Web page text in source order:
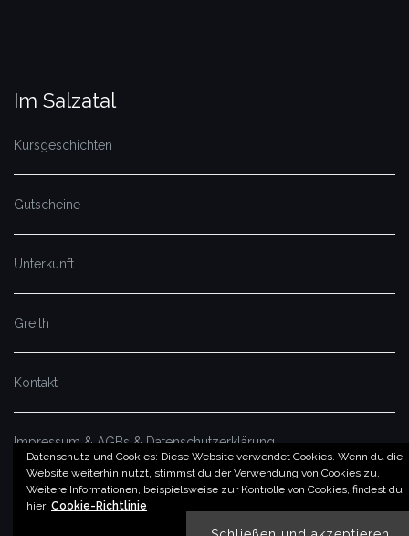
Datenschutz und Cookies: Diese Website verwendet Cookies. Wenn du die
Website weiterhin nutzt, stimmst du der Verwendung von Cookies zu.
Weitere Informationen, beispielsweise zur Kontrolle von Cookies, findest du
hier: Cookie-Richtlinie
Im Salzatal
Kursgeschichten
Gutscheine
Unterkunft
Greith
Kontakt
Impressum & AGBs & Datenschutzerklärung
© by imSalzatal.at